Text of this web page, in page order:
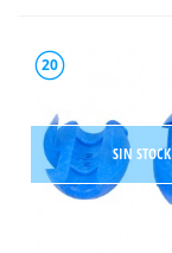
20
SIN STOCK